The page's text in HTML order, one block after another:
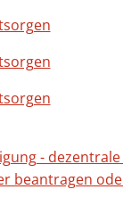
-
beantragen